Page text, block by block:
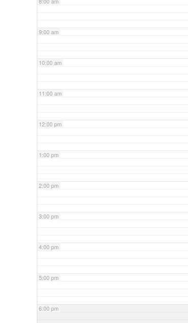
9:00 am
10:00 am
11:00 am
12:00 pm
1:00 pm
2:00 pm
3:00 pm
4:00 pm
5:00 pm
6:00 pm